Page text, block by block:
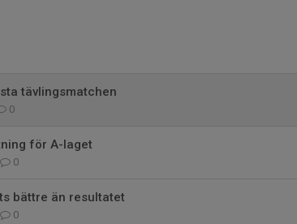
tävlingsmatchen
0
för A-laget
0
bättre än resultatet
0